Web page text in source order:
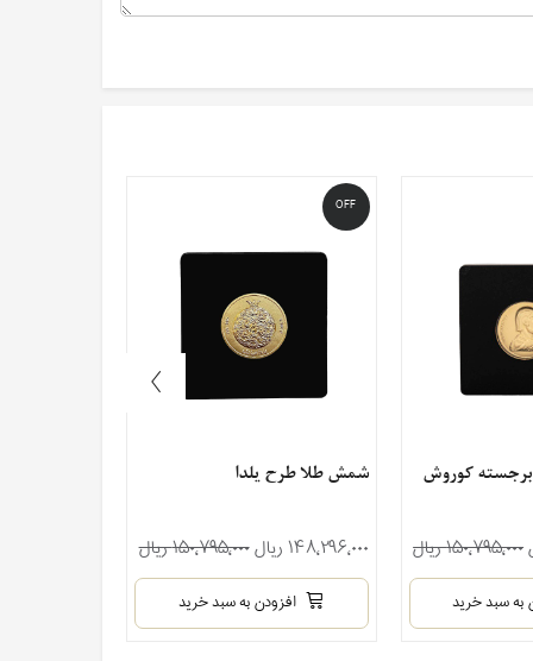
کوروش
۱۵۰٬۷۹۵٬۰۰۰ ریال
به سبد خرید
OFF
شمش طلا طرح یلدا
۱۴۸٬۲۹۶٬۰۰۰ ریال ۱۵۰٬۷۹۵٬۰۰۰ ریال
افزودن به سبد خرید